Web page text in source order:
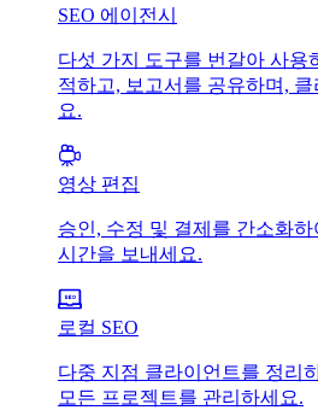
SEO 에이전시
다섯 가지 도구를 번갈아 사용
적하고, 보고서를 공유하며,
요.
영상 편집
승인, 수정 및 결제를 간소화
시간을 보내세요.
로컬 SEO
다중 지점 클라이언트를 정리
모든 프로젝트를 관리하세요.